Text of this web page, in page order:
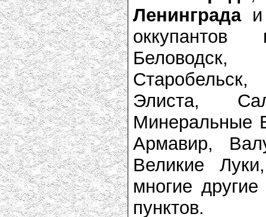
Ленинградаи
Беловодск,
Элиста,
Минеральные
Армавир,
Великие
многие
пунктов.